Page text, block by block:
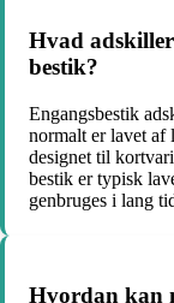
Hvad
bestik?
Engangsbestik
normalt er lavet af
designet til
bestik er typisk
genbruges i lang
Hvordan kan